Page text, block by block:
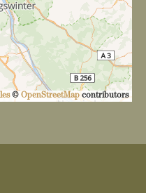
© OpenStreetMap contributors